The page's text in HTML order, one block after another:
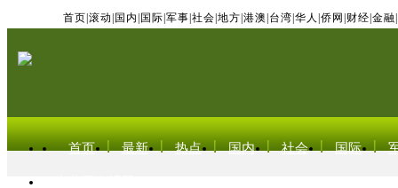
首页 滚动 国内 国际 军事 社会 地方 港澳 台湾 华人 侨网 财经 金融
首页 最新 热点 国内 社会 国际